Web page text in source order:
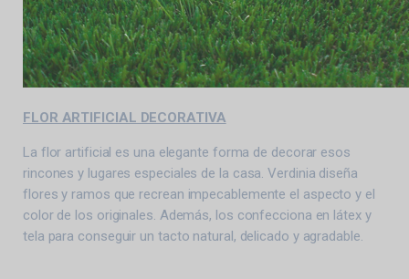
FLOR ARTIFICIAL DECORATIVA
La flor artificial es una elegante forma de decorar esos
rincones y lugares especiales de la casa. Verdinia diseña
flores y ramos que recrean impecablemente el aspecto y el
color de los originales. Además, los confecciona en látex y
tela para conseguir un tacto natural, delicado y agradable.